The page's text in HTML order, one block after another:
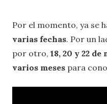
Por el momento, ya se
varias fechas. Por un
por otro, 18, 20 y 22 de
varios meses para